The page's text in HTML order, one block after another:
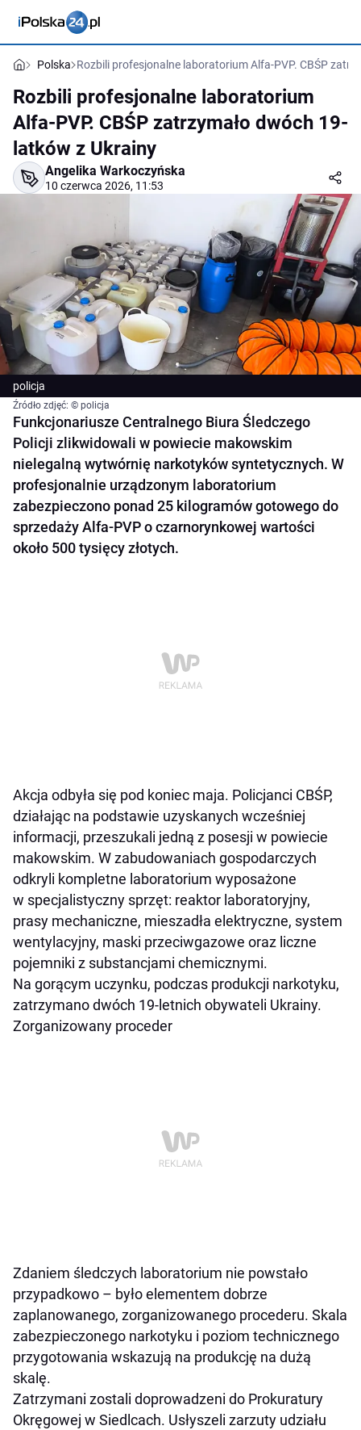
Polska Rozbili profesjonalne laboratorium Alfa-PVP. CBŚP
Rozbili profesjonalne laboratorium
Alfa-PVP. CBŚP zatrzymało dwóch 19-
latków z Ukrainy
Angelika Warkoczyńska
10 czerwca 2026, 11:53
policja
Źródło zdjęć: © policja
Funkcjonariusze Centralnego Biura Śledczego
Policji zlikwidowali w powiecie makowskim
nielegalną wytwórnię narkotyków syntetycznych. W
profesjonalnie urządzonym laboratorium
zabezpieczono ponad 25 kilogramów gotowego do
sprzedaży Alfa-PVP o czarnorynkowej wartości
około 500 tysięcy złotych.
Akcja odbyła się pod koniec maja. Policjanci CBŚP,
działając na podstawie uzyskanych wcześniej
informacji, przeszukali jedną z posesji w powiecie
makowskim. W zabudowaniach gospodarczych
odkryli kompletne laboratorium wyposażone
w specjalistyczny sprzęt: reaktor laboratoryjny,
prasy mechaniczne, mieszadła elektryczne, system
wentylacyjny, maski przeciwgazowe oraz liczne
pojemniki z substancjami chemicznymi.
Na gorącym uczynku, podczas produkcji narkotyku,
zatrzymano dwóch 19-letnich obywateli Ukrainy.
Zorganizowany proceder
Zdaniem śledczych laboratorium nie powstało
przypadkowo – było elementem dobrze
zaplanowanego, zorganizowanego procederu. Skala
zabezpieczonego narkotyku i poziom technicznego
przygotowania wskazują na produkcję na dużą
skalę.
Zatrzymani zostali doprowadzeni do Prokuratury
Okręgowej w Siedlcach. Usłyszeli zarzuty udziału